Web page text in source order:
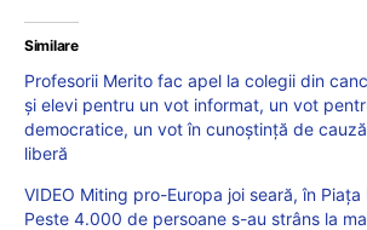
Similare
Profesorii Merito fac apel la colegii din
și elevi pentru un vot informat, un vot
democratice, un vot în cunoștință de
liberă
VIDEO Miting pro-Europa joi seară, în Piața
Peste 4.000 de persoane s-au strâns la